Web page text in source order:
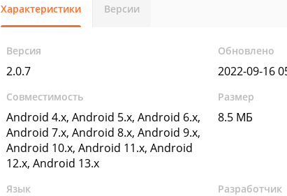
Характеристики Версии
Версия
2.0.7
Обновлено
2022-09-16
Совместимость
Android 4.x, Android 5.x, Android 6.x,
Android 7.x, Android 8.x, Android 9.x,
Android 10.x, Android 11.x, Android
12.x, Android 13.x
Размер
8.5 МБ
Язык Разработчик